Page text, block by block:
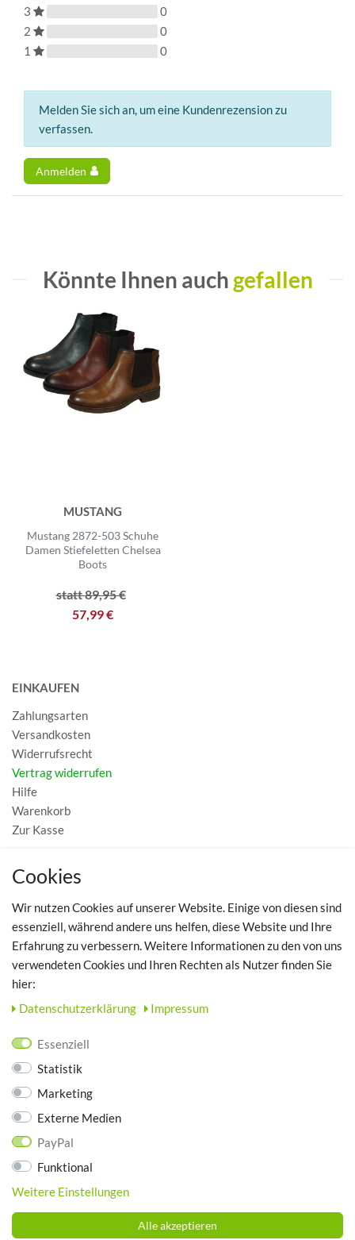
3
0
2
0
1
0
Melden Sie sich an, um eine Kundenrezension zu
verfassen.
Anmelden
Könnte Ihnen auch gefallen
MUSTANG
Mustang 2872-503 Schuhe
Damen Stiefeletten Chelsea
Boots
statt 89,95 €
57,99 €
EINKAUFEN
Zahlungsarten
Versandkosten
Widerrufsrecht
Vertrag widerrufen
Hilfe
Warenkorb
Zur Kasse
MEIN KONTO
TOP SCHUHTHEMEN
Hausschuhe - Bequeme Schuhe für zuhause
Datenschutz
AGB
Impressum
ZAHLUNGSARTEN
Cookies
Wir nutzen Cookies auf unserer Website. Einige von diesen sind
essenziell, während andere uns helfen, diese Website und Ihre
Erfahrung zu verbessern. Weitere Informationen zu den von uns
verwendeten Cookies und Ihren Rechten als Nutzer finden Sie
hier:
Daten­schutz­erklärung
Impressum
Essenziell
Statistik
Marketing
Externe Medien
PayPal
Funktional
Weitere Einstellungen
Alle akzeptieren